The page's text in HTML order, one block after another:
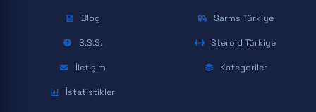
Blog
S.S.S.
İletişim
İstatistikler
Sarms Türkiye
Steroid Türkiye
Kategoriler